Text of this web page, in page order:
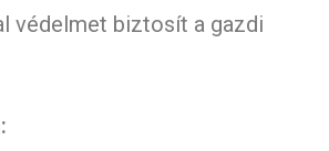
védelmet biztosít a gazdi